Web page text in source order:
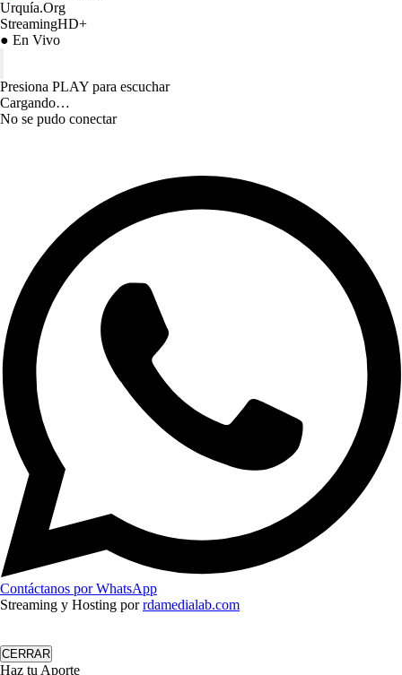
Urquía.Org
StreamingHD+
● En Vivo
Presiona PLAY para escuchar
Cargando…
No se pudo conectar
Contáctanos por WhatsApp
Streaming y Hosting porrdamedialab.com
CERRAR
Haz tu Aporte